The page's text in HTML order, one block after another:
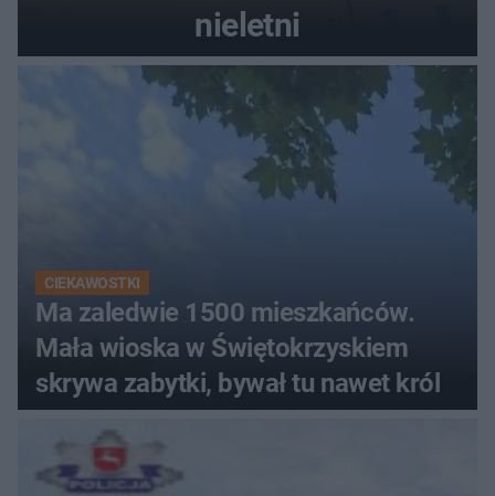
nieletni
CIEKAWOSTKI
Ma zaledwie 1500 mieszkańców.
Mała wioska w Świętokrzyskiem
skrywa zabytki, bywał tu nawet król